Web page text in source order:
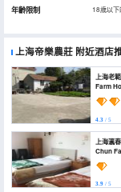
年齡限制 18歲以下
上海帝樂農莊 附近酒店
上海老範農
Farm
4.3 / 5
上海瀛春農
Chun
3.9 / 5